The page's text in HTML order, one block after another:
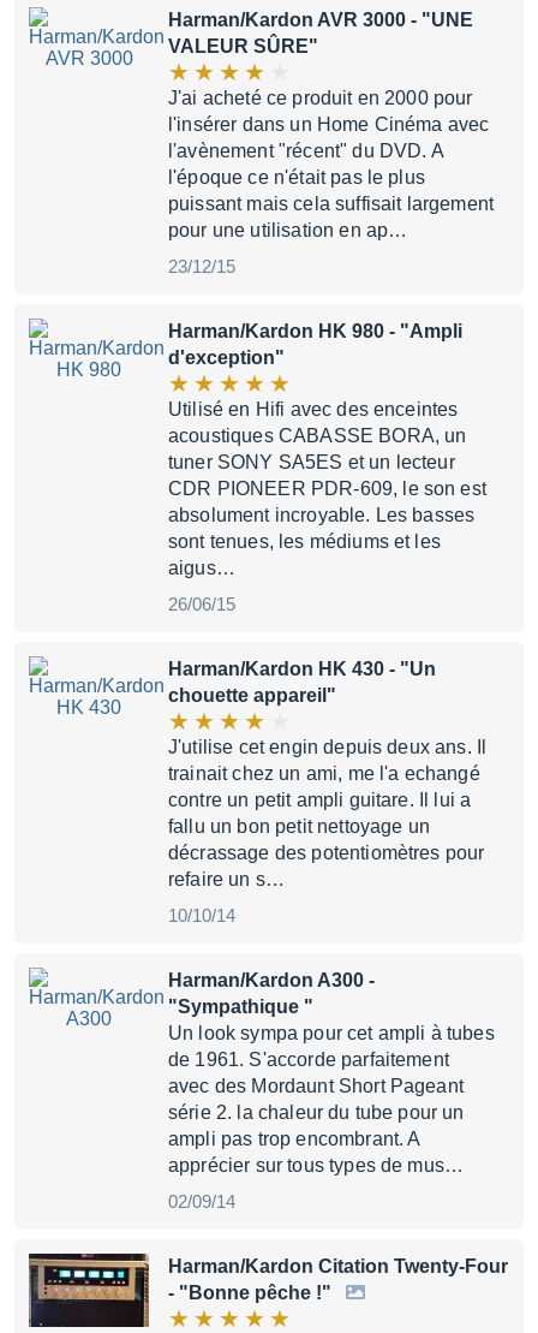
Harman/Kardon AVR 3000 - "UNE
VALEUR SÛRE"
J'ai acheté ce produit en 2000 pour
l'insérer dans un Home Cinéma avec
l'avènement "récent" du DVD. A
l'époque ce n'était pas le plus
puissant mais cela suffisait largement
pour une utilisation en ap…
23/12/15
Harman/Kardon HK 980 - "Ampli
d'exception"
Utilisé en Hifi avec des enceintes
acoustiques CABASSE BORA, un
tuner SONY SA5ES et un lecteur
CDR PIONEER PDR-609, le son est
absolument incroyable. Les basses
sont tenues, les médiums et les
aigus…
26/06/15
Harman/Kardon HK 430 - "Un
chouette appareil"
J'utilise cet engin depuis deux ans. Il
trainait chez un ami, me l'a echangé
contre un petit ampli guitare. Il lui a
fallu un bon petit nettoyage un
décrassage des potentiomètres pour
refaire un s…
10/10/14
Harman/Kardon A300 -
"Sympathique "
Un look sympa pour cet ampli à tubes
de 1961. S'accorde parfaitement
avec des Mordaunt Short Pageant
série 2. la chaleur du tube pour un
ampli pas trop encombrant. A
apprécier sur tous types de mus…
02/09/14
Harman/Kardon Citation Twenty-Four
- "Bonne pêche !"